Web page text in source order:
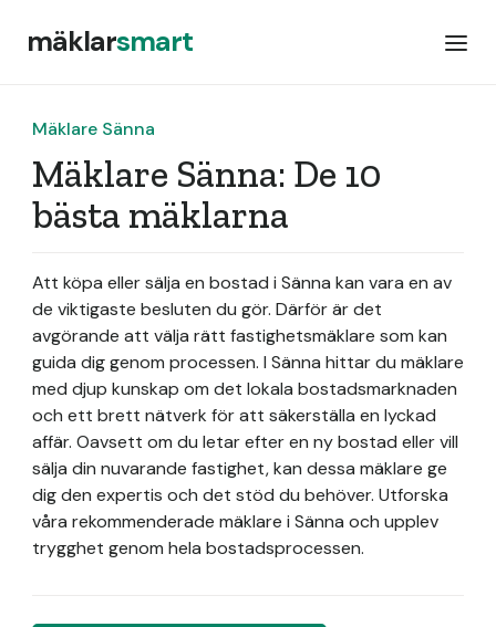
mäklarsmart
Mäklare Sänna
Mäklare Sänna: De 10
bästa mäklarna
Att köpa eller sälja en bostad i Sänna kan vara en av
de viktigaste besluten du gör. Därför är det
avgörande att välja rätt fastighetsmäklare som kan
guida dig genom processen. I Sänna hittar du mäklare
med djup kunskap om det lokala bostadsmarknaden
och ett brett nätverk för att säkerställa en lyckad
affär. Oavsett om du letar efter en ny bostad eller vill
sälja din nuvarande fastighet, kan dessa mäklare ge
dig den expertis och det stöd du behöver. Utforska
våra rekommenderade mäklare i Sänna och upplev
trygghet genom hela bostadsprocessen.